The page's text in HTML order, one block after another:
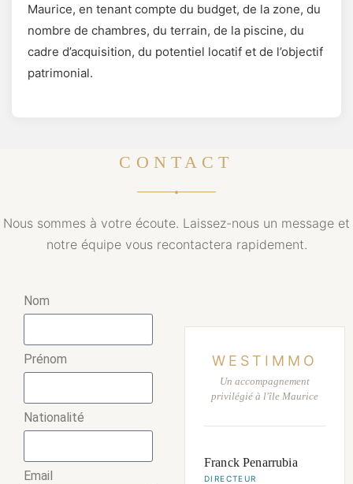
Maurice, en tenant compte du budget, de la zone, du
nombre de chambres, du terrain, de la piscine, du
cadre d’acquisition, du potentiel locatif et de l’objectif
patrimonial.
CONTACT
Nous sommes à votre écoute. Laissez-nous un message et
notre équipe vous recontactera rapidement.
Nom
Prénom
Nationalité
Email
WESTIMMO
Un accompagnement
privilégié à l'île Maurice
Franck Penarrubia
DIRECTEUR